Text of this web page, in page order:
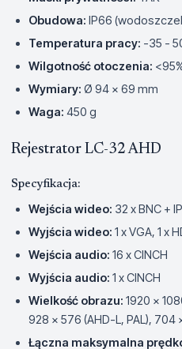
Obudowa: IP66
Temperatura pracy: -35 -
Wilgotność otoczenia:
Wymiary: Ø 94 x 69 mm
Waga: 450 g
Rejestrator LC-32 AHD
Specyfikacja:
Wejścia wideo: 32 x BNC + IP
Wyjścia wideo: 1 x VGA, 1 x
Wejścia audio: 16 x CINCH
Wyjścia audio: 1 x CINCH
Wielkość obrazu: 1920 x
928 x 576 (AHD-L, PAL), 704
Łączna maksymalna